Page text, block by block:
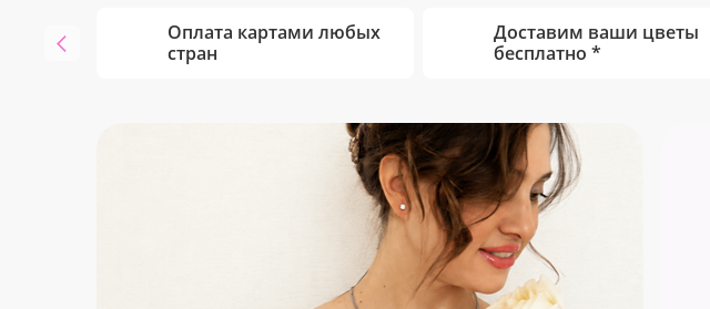
Оплата картами любых
стран
Доставим ваши цветы
бесплатно *